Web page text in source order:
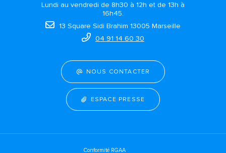
Lundi au vendredi de 8h30 à 12h et de 13h à
16h45.
13 Square Sidi Brahim 13005 Marseille
04 91 14 60 30
NOUS CONTACTER
ESPACE PRESSE
Conformité RGAA